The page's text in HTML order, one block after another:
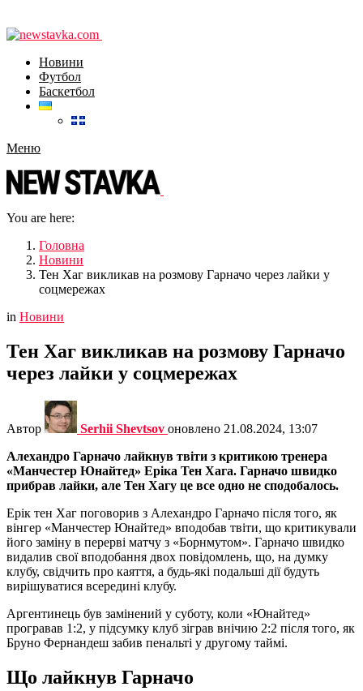
Новини
Футбол
Баскетбол
Меню
You are here:
Головна
Новини
Тен Хаг викликав на розмову Гарначо через лайки у
соцмережах
in Новини
Тен Хаг викликав на розмову Гарначо
через лайки у соцмережах
Автор Serhii Shevtsov оновлено 21.08.2024, 13:07
Алехандро Гарначо лайкнув твіти з критикою тренера
«Манчестер Юнайтед» Еріка Тен Хага. Гарначо швидко
прибрав лайки, але Тен Хагу це все одно не сподобалось.
Ерік тен Хаг поговорив з Алехандро Гарначо після того, як
вінгер «Манчестер Юнайтед» вподобав твіти, що критикували
його заміну в перерві матчу з «Борнмутом». Гарначо швидко
видалив свої вподобання двох повідомлень, що, на думку
клубу, свідчить про каяття, а будь-які подальші дії будуть
вирішуватися всередині клубу.
Аргентинець був замінений у суботу, коли «Юнайтед»
програвав 1:2, у підсумку клуб зіграв внічию 2:2 після того, як
Бруно Фернандеш забив пенальті у другому таймі.
Що лайкнув Гарначо